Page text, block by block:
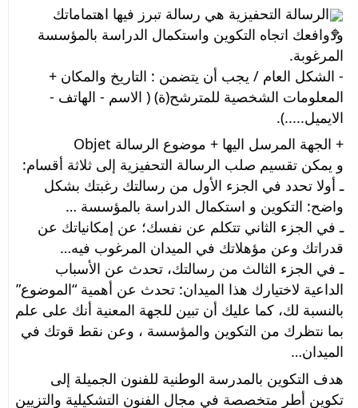
المرغوبة.
الايميل.....).
+ الجهة المرسل اليها + موضوع الرسالة Objet
و يمكن تقسيم صلب الرسالة التحفيزية إلى ثلاثة أقسام:
واضح: التكوين و استكمال الدراسة بالمؤسسة …
قدراتك وعن مؤهلاتك في الميدان المرغوب فيه…
الميدان…